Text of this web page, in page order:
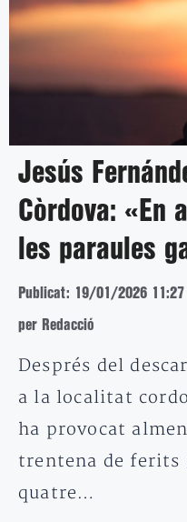
Jesús
Còrdova: «En
les paraules
Publicat: 19/01/2026 11:27
per Redacció
Després del
a la localitat
ha provocat
trentena de
quatre…